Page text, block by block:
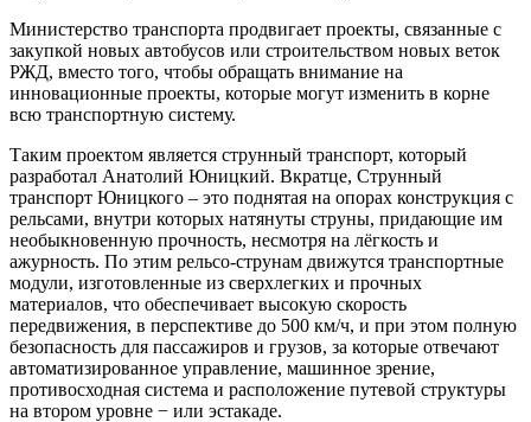
Министерство транспорта продвигает проекты, связанные с
закупкой новых автобусов или строительством новых веток
РЖД, вместо того, чтобы обращать внимание на
инновационные проекты, которые могут изменить в корне
всю транспортную систему.
Таким проектом является струнный транспорт, который
разработал Анатолий Юницкий. Вкратце, Струнный
транспорт Юницкого – это поднятая на опорах конструкция с
рельсами, внутри которых натянуты струны, придающие им
необыкновенную прочность, несмотря на лёгкость и
ажурность. По этим рельсо-струнам движутся транспортные
модули, изготовленные из сверхлегких и прочных
материалов, что обеспечивает высокую скорость
передвижения, в перспективе до 500 км/ч, и при этом полную
безопасность для пассажиров и грузов, за которые отвечают
автоматизированное управление, машинное зрение,
противосходная система и расположение путевой структуры
на втором уровне − или эстакаде.